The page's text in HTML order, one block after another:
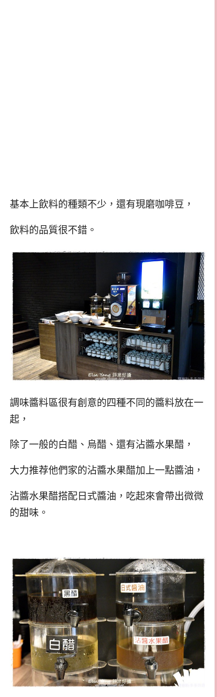
基本上飲料的種類不少，還有現磨咖啡豆，
飲料的品質很不錯。
調味醬料區很有創意的四種不同的醬料放在一
起，
除了一般的白醋、烏醋、還有沾醬水果醋，
大力推荐他們家的沾醬水果醋加上一點醬油，
沾醬水果醋搭配日式醬油，吃起來會帶出微微
的甜味。